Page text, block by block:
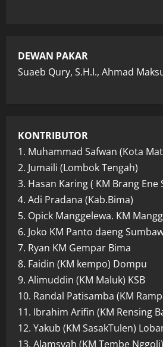
DEWAN PAKAR
Suaeb Qury, S.H.I., Ahmad
KONTRIBUTOR
1. Muhammad Safwan (Kota
2. Jumaili (Lombok Tengah)
3. Hasan Karing ( KM Brang Ene
4. Adi Pradana (Kab.Bima)
5. Opick Manggelewa. KM
6. Joko KM Panto daeng
7. Ryan KM Gempar Bima
8. Faidin (KM kempo) Dompu
9. Alimuddin (KM Maluk) KSB
10. Randal Patisamba (KM
11. Ibrahim Arifin (KM Rensing
12. Yakub (KM SasakTulen)
13. Alamsyah (KM Tembe